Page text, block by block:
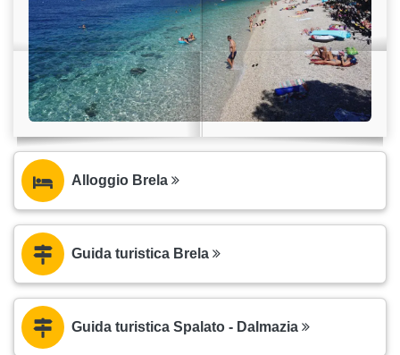
Alloggio Brela
Guida turistica Brela
Guida turistica Spalato - Dalmazia